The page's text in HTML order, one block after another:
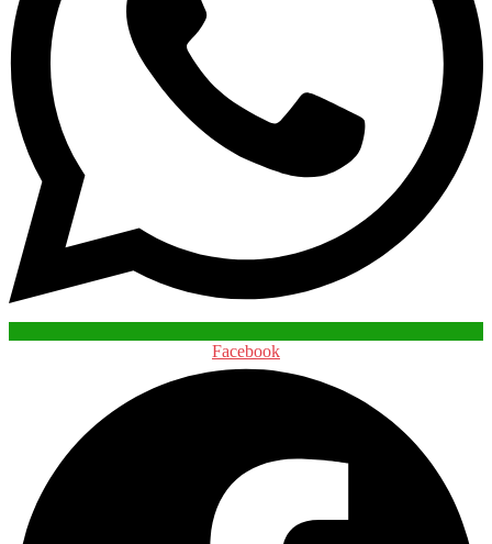
Facebook